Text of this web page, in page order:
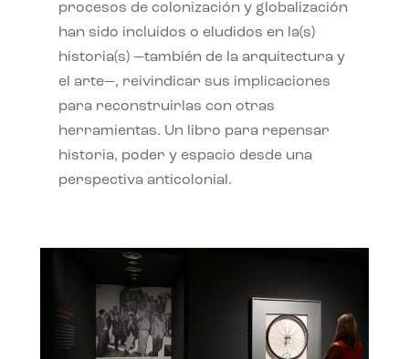
procesos de colonización y globalización
han sido incluidos o eludidos en la(s)
historia(s) —también de la arquitectura y
el arte—, reivindicar sus implicaciones
para reconstruirlas con otras
herramientas. Un libro para repensar
historia, poder y espacio desde una
perspectiva anticolonial.